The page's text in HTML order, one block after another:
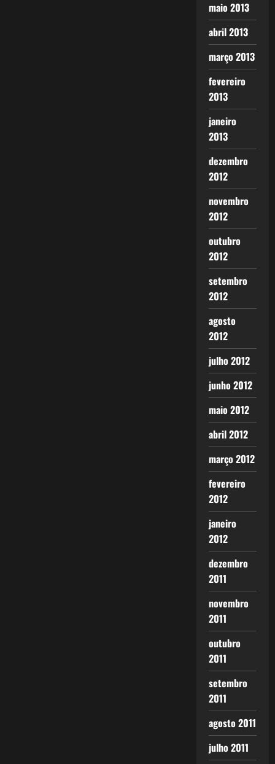
maio 2013
abril 2013
março 2013
fevereiro
2013
janeiro
2013
dezembro
2012
novembro
2012
outubro
2012
setembro
2012
agosto
2012
julho 2012
junho 2012
maio 2012
abril 2012
março 2012
fevereiro
2012
janeiro
2012
dezembro
2011
novembro
2011
outubro
2011
setembro
2011
agosto 2011
julho 2011